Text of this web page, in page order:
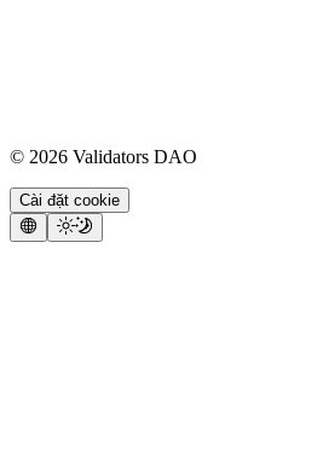
© 2026 Validators DAO
Cài đặt cookie